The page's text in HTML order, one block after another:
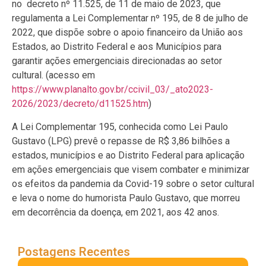
no decreto nº 11.525, de 11 de maio de 2023, que
regulamenta a Lei Complementar nº 195, de 8 de julho de
2022, que dispõe sobre o apoio financeiro da União aos
Estados, ao Distrito Federal e aos Municípios para
garantir ações emergenciais direcionadas ao setor
cultural. (acesso em
https://www.planalto.gov.br/ccivil_03/_ato2023-
2026/2023/decreto/d11525.htm)
A Lei Complementar 195, conhecida como Lei Paulo
Gustavo (LPG) prevê o repasse de R$ 3,86 bilhões a
estados, municípios e ao Distrito Federal para aplicação
em ações emergenciais que visem combater e minimizar
os efeitos da pandemia da Covid-19 sobre o setor cultural
e leva o nome do humorista Paulo Gustavo, que morreu
em decorrência da doença, em 2021, aos 42 anos.
Postagens Recentes